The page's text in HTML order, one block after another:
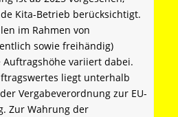
Kita-Betrieb berücksichtigt.
im Rahmen von
sowie freihändig)
variiert dabei.
liegt unterhalb
Vergabeverordnung zur EU-
Zur Wahrung der